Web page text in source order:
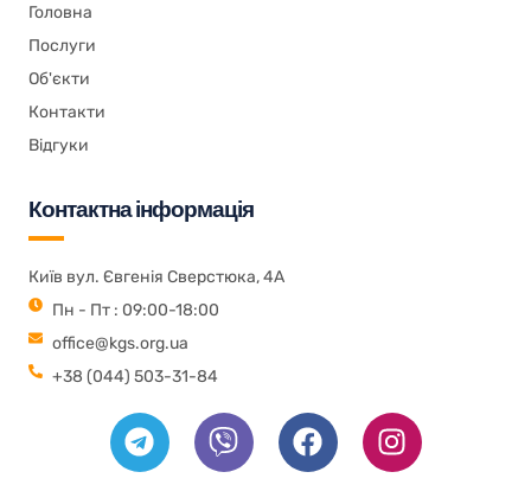
Головна
Послуги
Об'єкти
Контакти
Відгуки
Контактна інформація
Київ вул. Євгенія Сверстюка, 4А
Пн - Пт : 09:00-18:00
office@kgs.org.ua
+38 (044) 503-31-84